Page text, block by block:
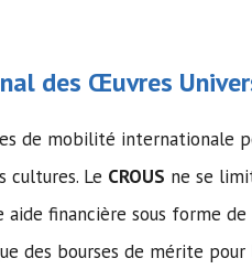
des Œuvres
de mobilité internationale
cultures. Le CROUS ne se
financière sous forme
des bourses de mérite